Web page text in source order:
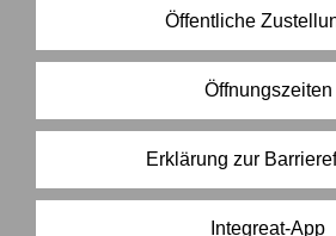
Öffentliche
Öffnungszeiten
Erklärung zur
Integreat-App